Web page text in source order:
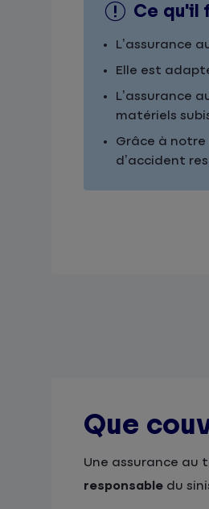
Ce qu'il
L’assurance
Elle est
L’assurance
matériels
Grâce à notre
d’accident
Que
Une assurance au
responsable du